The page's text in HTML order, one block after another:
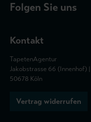
Folgen Sie uns
Kontakt
TapetenAgentur
Jakobstrasse 66 (Innenhof) |
50678 Köln
Vertrag widerrufen